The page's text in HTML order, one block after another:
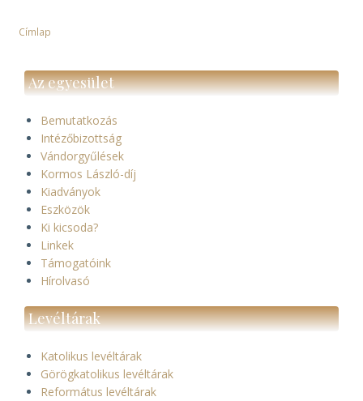
Morzsa
Címlap
Az egyesület
Bemutatkozás
Intézőbizottság
Vándorgyűlések
Kormos László-díj
Kiadványok
Eszközök
Ki kicsoda?
Linkek
Támogatóink
Hírolvasó
Levéltárak
Katolikus levéltárak
Görögkatolikus levéltárak
Református levéltárak